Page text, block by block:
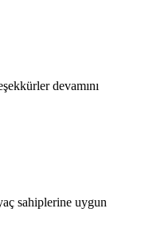
devamını
sahiplerine uygun